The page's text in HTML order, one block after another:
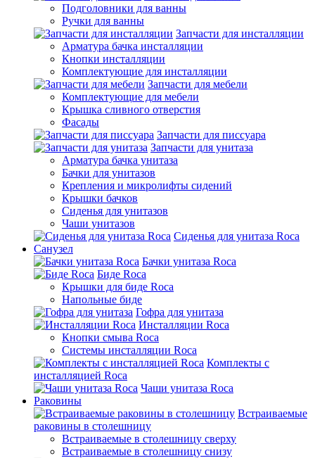
Подголовники для ванны
Ручки для ванны
Запчасти для инсталляции
Арматура бачка инсталляции
Кнопки инсталляции
Комплектующие для инсталляции
Запчасти для мебели
Комплектующие для мебели
Крышка сливного отверстия
Фасады
Запчасти для писсуара
Запчасти для унитаза
Арматура бачка унитаза
Бачки для унитазов
Крепления и микролифты сидений
Крышки бачков
Сиденья для унитазов
Чаши унитазов
Сиденья для унитаза Roca
Санузел
Бачки унитаза Roca
Биде Roca
Крышки для биде Roca
Напольные биде
Гофра для унитаза
Инсталляции Roca
Кнопки смыва Roca
Системы инсталляции Roca
Комплекты с
инсталляцией Roca
Чаши унитаза Roca
Раковины
Встраиваемые
раковины в столешницу
Встраиваемые в столешницу сверху
Встраиваемые в столешницу снизу